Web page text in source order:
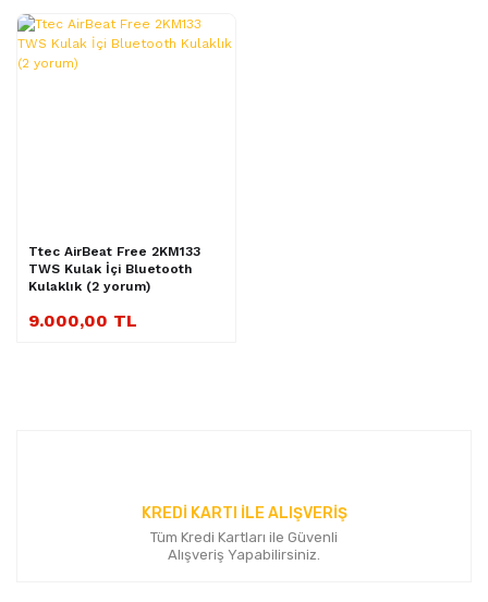
Ttec AirBeat Free 2KM133
TWS Kulak İçi Bluetooth
Kulaklık (2 yorum)
9.000,00 TL
KREDİ KARTI İLE ALIŞVERİŞ
Tüm Kredi Kartları ile Güvenli
Alışveriş Yapabilirsiniz.